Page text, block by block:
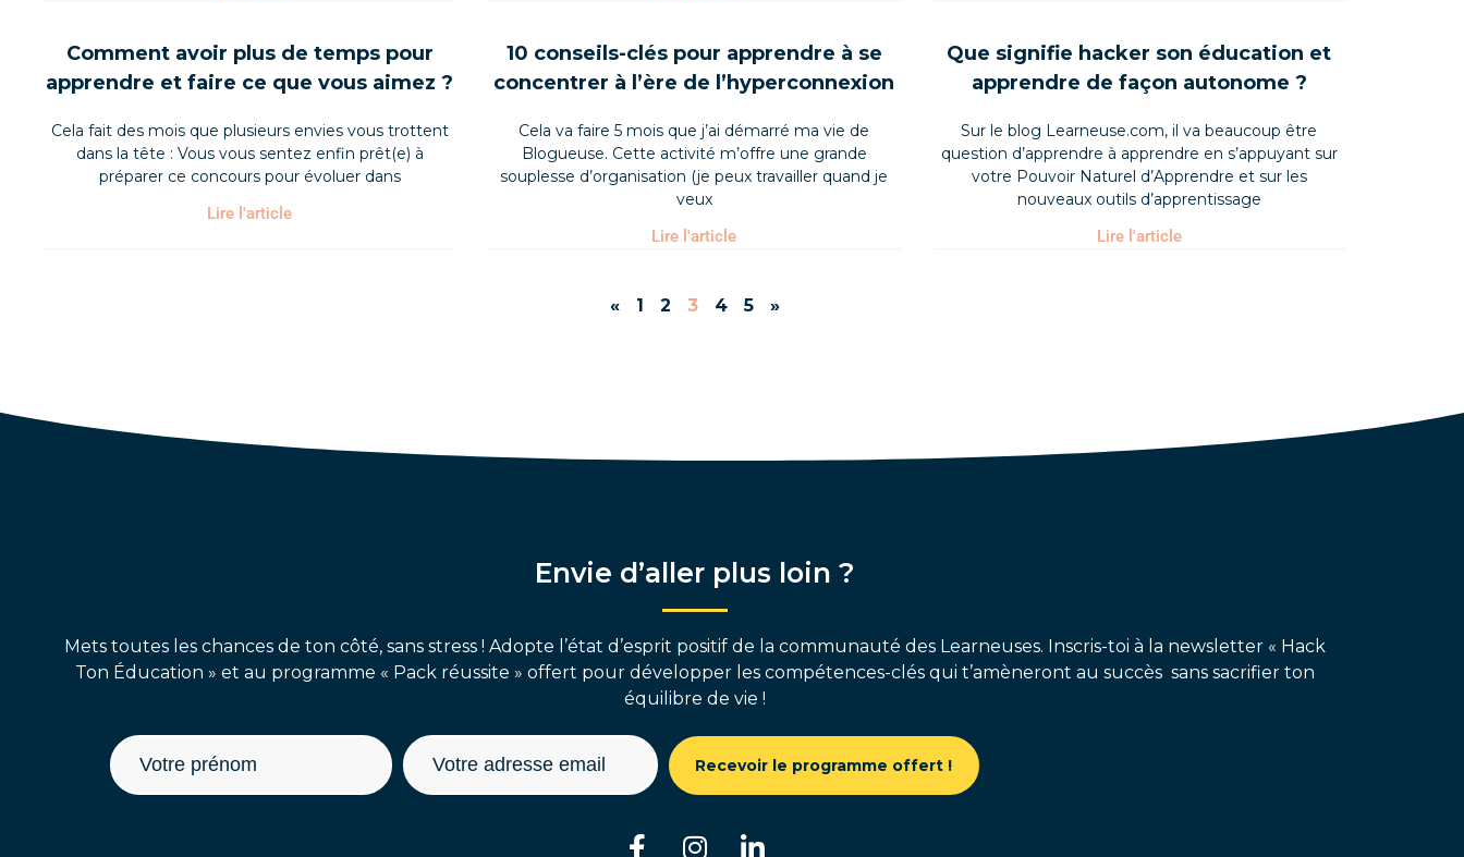
Comment avoir plus de temps pour
apprendre et faire ce que vous aimez ?
Cela fait des mois que plusieurs envies vous trottent
dans la tête : Vous vous sentez enfin prêt(e) à
préparer ce concours pour évoluer dans
Lire l'article
10 conseils-clés pour apprendre à se
concentrer à l’ère de l’hyperconnexion
Cela va faire 5 mois que j’ai démarré ma vie de
Blogueuse. Cette activité m’offre une grande
souplesse d’organisation (je peux travailler quand je
veux
Lire l'article
Que signifie hacker son éducation et
apprendre de façon autonome ?
Sur le blog Learneuse.com, il va beaucoup être
question d’apprendre à apprendre en s’appuyant sur
votre Pouvoir Naturel d’Apprendre et sur les
nouveaux outils d’apprentissage
Lire l'article
« 1 2 3 4 5 »
Envie d’aller plus loin ?
Mets toutes les chances de ton côté, sans stress ! Adopte l’état d’esprit positif de la communauté des Learneuses. Inscris-toi à la newsletter « Hack
Ton Éducation » et au programme « Pack réussite » offert pour développer les compétences-clés qui t’amèneront au succès sans sacrifier ton
équilibre de vie !
Recevoir le programme offert !